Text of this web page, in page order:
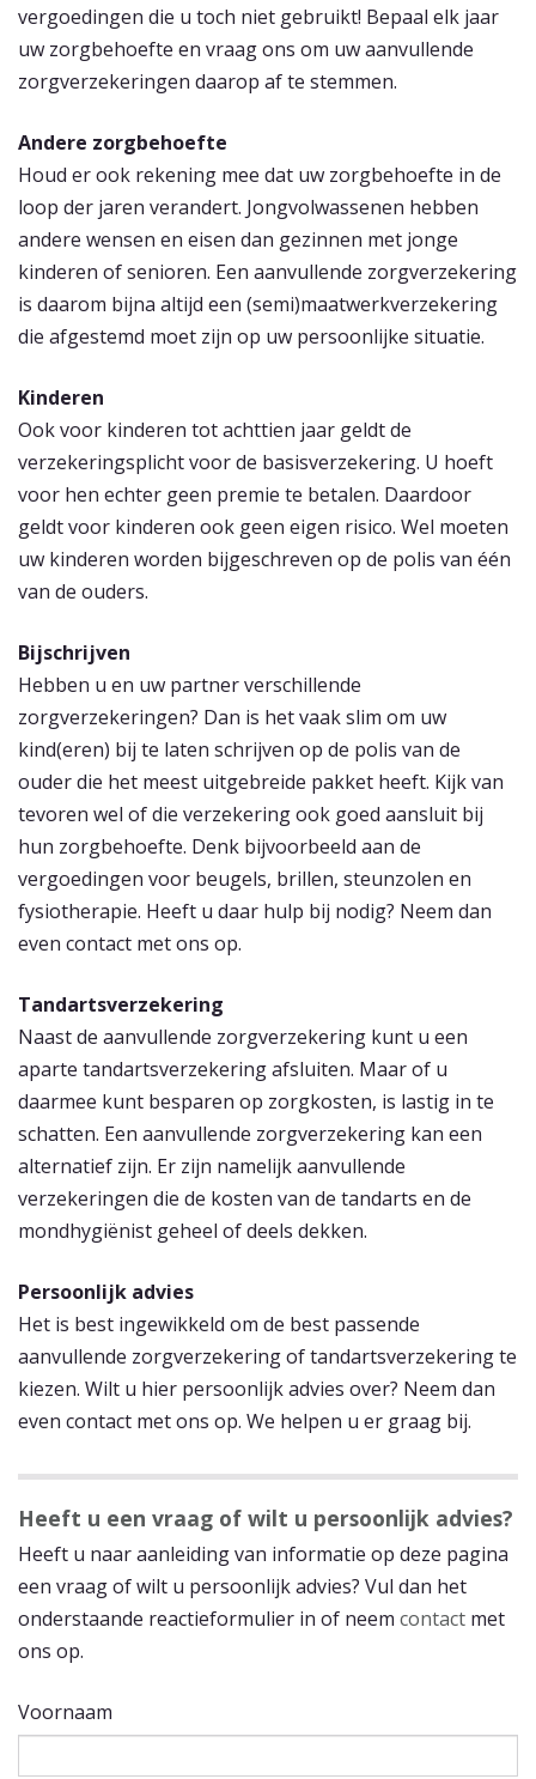
vergoedingen die u toch niet gebruikt! Bepaal elk jaar
uw zorgbehoefte en vraag ons om uw aanvullende
zorgverzekeringen daarop af te stemmen.
Andere zorgbehoefte
Houd er ook rekening mee dat uw zorgbehoefte in de
loop der jaren verandert. Jongvolwassenen hebben
andere wensen en eisen dan gezinnen met jonge
kinderen of senioren. Een aanvullende zorgverzekering
is daarom bijna altijd een (semi)maatwerkverzekering
die afgestemd moet zijn op uw persoonlijke situatie.
Kinderen
Ook voor kinderen tot achttien jaar geldt de
verzekeringsplicht voor de basisverzekering. U hoeft
voor hen echter geen premie te betalen. Daardoor
geldt voor kinderen ook geen eigen risico. Wel moeten
uw kinderen worden bijgeschreven op de polis van één
van de ouders.
Bijschrijven
Hebben u en uw partner verschillende
zorgverzekeringen? Dan is het vaak slim om uw
kind(eren) bij te laten schrijven op de polis van de
ouder die het meest uitgebreide pakket heeft. Kijk van
tevoren wel of die verzekering ook goed aansluit bij
hun zorgbehoefte. Denk bijvoorbeeld aan de
vergoedingen voor beugels, brillen, steunzolen en
fysiotherapie. Heeft u daar hulp bij nodig? Neem dan
even contact met ons op.
Tandartsverzekering
Naast de aanvullende zorgverzekering kunt u een
aparte tandartsverzekering afsluiten. Maar of u
daarmee kunt besparen op zorgkosten, is lastig in te
schatten. Een aanvullende zorgverzekering kan een
alternatief zijn. Er zijn namelijk aanvullende
verzekeringen die de kosten van de tandarts en de
mondhygiënist geheel of deels dekken.
Persoonlijk advies
Het is best ingewikkeld om de best passende
aanvullende zorgverzekering of tandartsverzekering te
kiezen. Wilt u hier persoonlijk advies over? Neem dan
even contact met ons op. We helpen u er graag bij.
Heeft u een vraag of wilt u persoonlijk advies?
Heeft u naar aanleiding van informatie op deze pagina
een vraag of wilt u persoonlijk advies? Vul dan het
onderstaande reactieformulier in of neem contact met
ons op.
Voornaam